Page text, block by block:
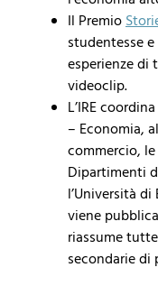
Il Premio
studentesse
esperienze
videoclip.
L’IRE
– Economia,
commercio,
Dipartimenti
l’Università
viene
riassume
secondarie di